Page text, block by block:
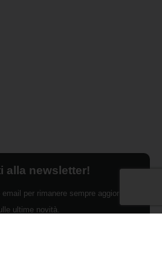
alla newsletter!
per rimanere sempre aggiornato
ultime novità.